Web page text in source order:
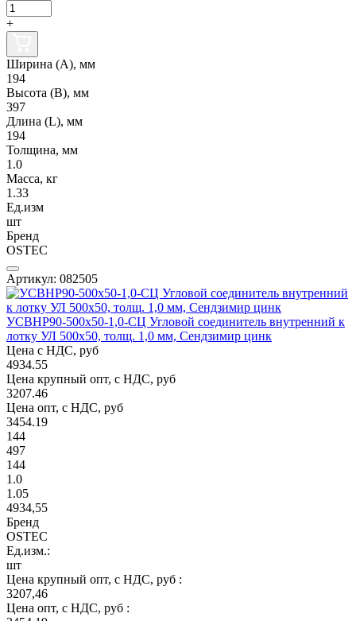
+
Ширина (А), мм
194
Высота (В), мм
397
Длина (L), мм
194
Толщина, мм
1.0
Масса, кг
1.33
Ед.изм
шт
Бренд
OSTEC
Артикул: 082505
УСВНР90-500х50-1,0-СЦ Угловой соединитель внутренний к
лотку УЛ 500х50, толщ. 1,0 мм, Сендзимир цинк
Цена с НДС, руб
4934.55
Цена крупный опт, с НДС, руб
3207.46
Цена опт, с НДС, руб
3454.19
144
497
144
1.0
1.05
4934,55
Бренд
OSTEC
Ед.изм.:
шт
Цена крупный опт, с НДС, руб :
3207,46
Цена опт, с НДС, руб :